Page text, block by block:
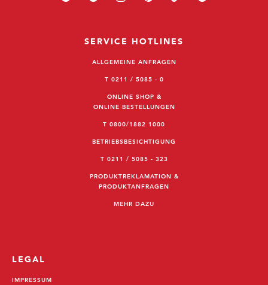
SERVICE HOTLINES
ALLGEMEINE ANFRAGEN
T 0211 / 5085 - 0
ONLINE SHOP &
ONLINE BESTELLUNGEN
T 0800/1882 1000
BETRIEBSBESICHTIGUNG
T 0211 / 5085 - 323
PRODUKTREKLAMATION &
PRODUKTANFRAGEN
MEHR DAZU
LEGAL
IMPRESSUM